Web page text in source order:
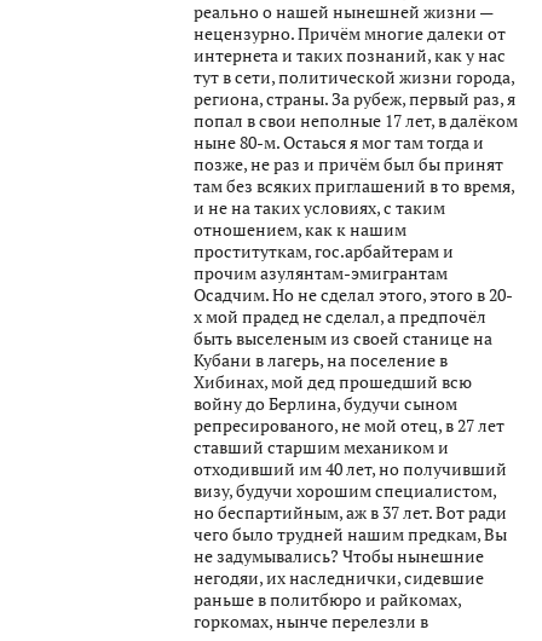
реально о нашей нынешней жизни —
нецензурно. Причём многие далеки от
интернета и таких познаний, как у нас
тут в сети, политической жизни города,
региона, страны. За рубеж, первый раз, я
попал в свои неполные 17 лет, в далёком
ныне 80-м. Остаься я мог там тогда и
позже, не раз и причём был бы принят
там без всяких приглашений в то время,
и не на таких условиях, с таким
отношением, как к нашим
проституткам, гос.арбайтерам и
прочим азулянтам-эмигрантам
Осадчим. Но не сделал этого, этого в 20-
х мой прадед не сделал, а предпочёл
быть выселеным из своей станице на
Кубани в лагерь, на поселение в
Хибинах, мой дед прошедший всю
войну до Берлина, будучи сыном
репресированого, не мой отец, в 27 лет
ставший старшим механиком и
отходивший им 40 лет, но получивший
визу, будучи хорошим специалистом,
но беспартийным, аж в 37 лет. Вот ради
чего было трудней нашим предкам, Вы
не задумывались? Чтобы нынешние
негодяи, их наследнички, сидевшие
раньше в политбюро и райкомах,
горкомах, нынче перелезли в